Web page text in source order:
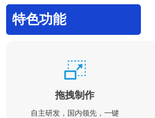
特色功能
拖拽制作
自主研发，国内领先，一键